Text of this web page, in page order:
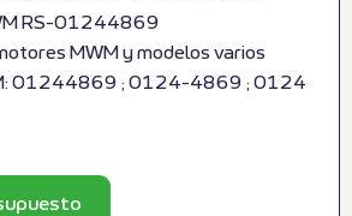
RS-01244869
MWM y modelos varios
01244869 ; 0124-4869 ; 0124